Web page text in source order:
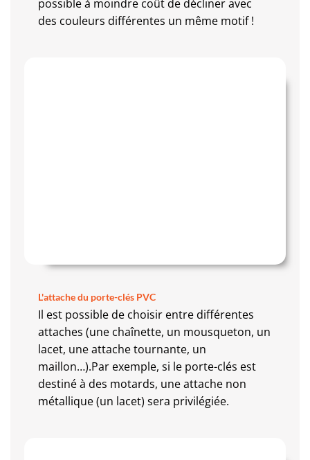
L'attache du porte-clés PVC
Il est possible de choisir entre différentes
attaches (une chaînette, un mousqueton, un
lacet, une attache tournante, un
maillon…).Par exemple, si le porte-clés est
destiné à des motards, une attache non
métallique (un lacet) sera privilégiée.
possible à moindre coût de décliner avec
des couleurs différentes un même motif !